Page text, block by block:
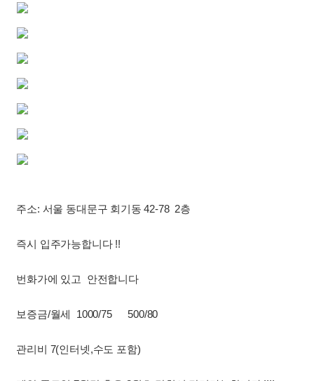
주소: 서울 동대문구 회기동 42-78 2층
즉시 입주가능합니다 !!
번화가에 있고 안전합니다
보증금/월세 1000/75 500/80
관리비 7(인터넷,수도 포함)